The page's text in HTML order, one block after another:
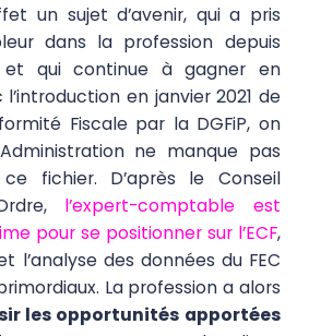
un sujet d’avenir, qui a pris
dans la profession depuis
et qui continue à gagner en
en janvier 2021 de
Fiscale par la DGFiP, on
ne manque pas
fichier. D’après le Conseil
l’expert-comptable est
pour se positionner sur l’ECF,
l’analyse des données du FEC
La profession a alors
les opportunités apportées